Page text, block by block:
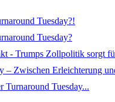
Tuesday?!
Tuesday?
- Trumps Zollpolitik sorgt
– Zwischen Erleichterung
Turnaround Tuesday...